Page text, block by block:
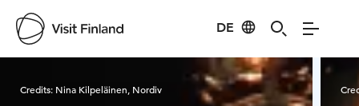
DE
Visit Finland
Credits: Nina Kilpeläinen, Nordiv